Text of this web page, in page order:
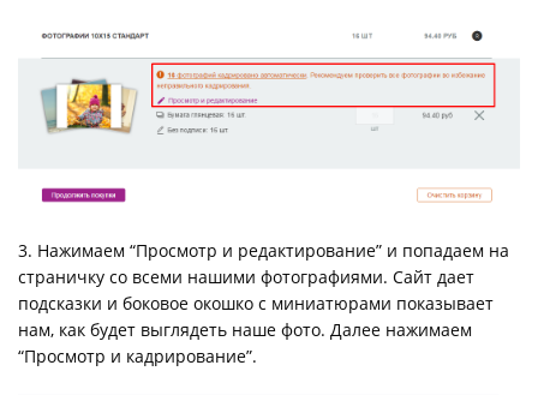
3. Нажимаем “Просмотр и редактирование” и попадаем на
страничку со всеми нашими фотографиями. Сайт дает
подсказки и боковое окошко с миниатюрами показывает
нам, как будет выглядеть наше фото. Далее нажимаем
“Просмотр и кадрирование”.